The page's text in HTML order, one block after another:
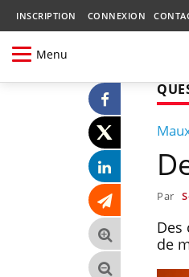
INSCRIPTION CONNEXION
Menu
Par
Des
de